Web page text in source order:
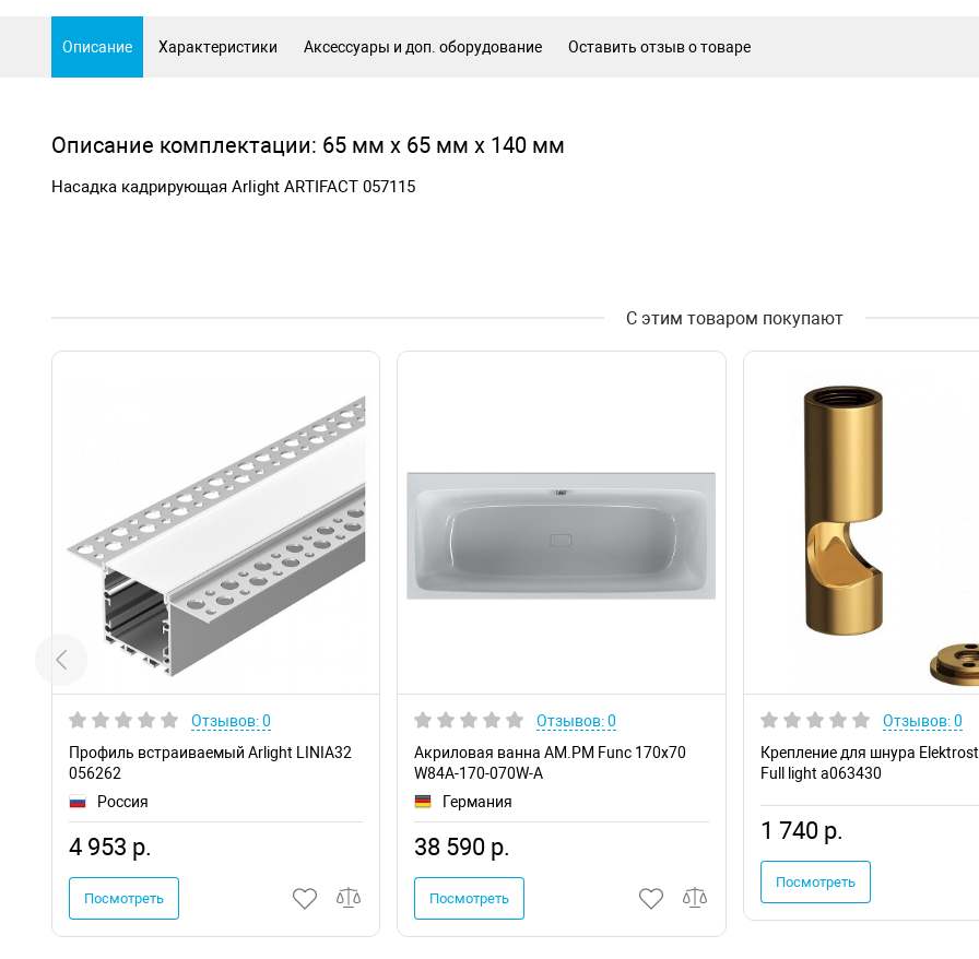
Описание Характеристики Аксессуары и доп. оборудование Оставить отзыв о товаре
Описание комплектации: 65 мм х 65 мм х 140 мм
Насадка кадрирующая Arlight ARTIFACT 057115
С этим товаром покупают
Отзывов: 0
Профиль встраиваемый Arlight LINIA32
056262
Россия
4 953 р.
Посмотреть
Отзывов: 0
Акриловая ванна AM.PM Func 170х70
W84A-170-070W-A
Германия
38 590 р.
Посмотреть
Отзывов: 0
Крепление для шнура
Full light a063430
1 740 р.
Посмотреть